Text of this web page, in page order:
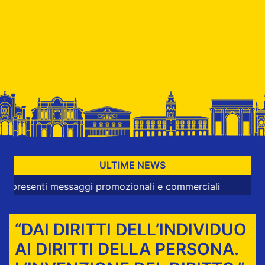
ULTIME NEWS
messaggi promozionali e commerciali
“DAI DIRITTI DELL’INDIVIDUO
AI DIRITTI DELLA PERSONA.